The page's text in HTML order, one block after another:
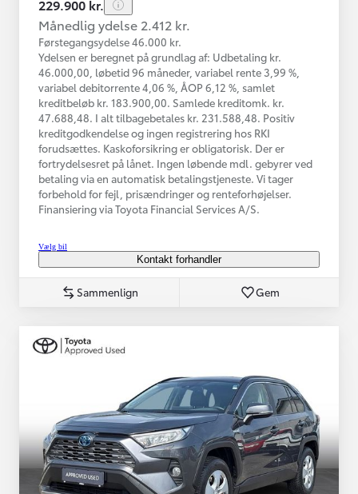
229.900 kr.
Månedlig ydelse 2.412 kr.
Førstegangsydelse 46.000 kr.
Ydelsen er beregnet på grundlag af: Udbetaling kr.
46.000,00, løbetid 96 måneder, variabel rente 3,99 %,
variabel debitorrente 4,06 %, ÅOP 6,12 %, samlet
kreditbeløb kr. 183.900,00. Samlede kreditomk. kr.
47.688,48. I alt tilbagebetales kr. 231.588,48. Positiv
kreditgodkendelse og ingen registrering hos RKI
forudsættes. Kaskoforsikring er obligatorisk. Der er
fortrydelsesret på lånet. Ingen løbende mdl. gebyrer ved
betaling via en automatisk betalingstjeneste. Vi tager
forbehold for fejl, prisændringer og renteforhøjelser.
Finansiering via Toyota Financial Services A/S.
Vælg bil
Kontakt forhandler
Sammenlign Gem